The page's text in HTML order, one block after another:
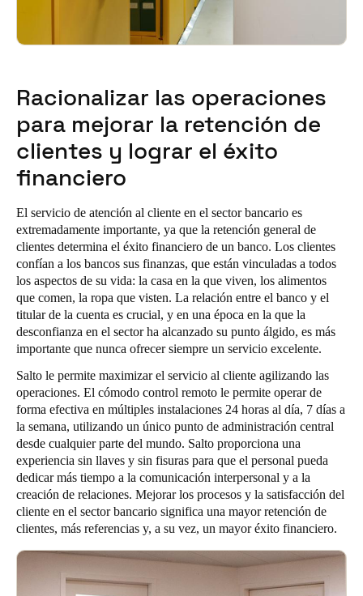
Racionalizar las operaciones
para mejorar la retención de
clientes y lograr el éxito
financiero
El servicio de atención al cliente en el sector bancario es
extremadamente importante, ya que la retención general de
clientes determina el éxito financiero de un banco. Los clientes
confían a los bancos sus finanzas, que están vinculadas a todos
los aspectos de su vida: la casa en la que viven, los alimentos
que comen, la ropa que visten. La relación entre el banco y el
titular de la cuenta es crucial, y en una época en la que la
desconfianza en el sector ha alcanzado su punto álgido, es más
importante que nunca ofrecer siempre un servicio excelente.
Salto le permite maximizar el servicio al cliente agilizando las
operaciones. El cómodo control remoto le permite operar de
forma efectiva en múltiples instalaciones 24 horas al día, 7 días a
la semana, utilizando un único punto de administración central
desde cualquier parte del mundo. Salto proporciona una
experiencia sin llaves y sin fisuras para que el personal pueda
dedicar más tiempo a la comunicación interpersonal y a la
creación de relaciones. Mejorar los procesos y la satisfacción del
cliente en el sector bancario significa una mayor retención de
clientes, más referencias y, a su vez, un mayor éxito financiero.